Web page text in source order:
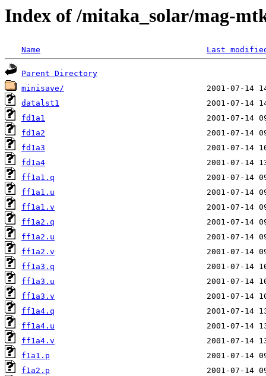
Index of /mitaka_solar/mag-
Name Last
Parent Directory
minisave/
datalst1
fd1a1
fd1a2
fd1a3
fd1a4
ff1a1.q
ff1a1.u
ff1a1.v
ff1a2.q
ff1a2.u
ff1a2.v
ff1a3.q
ff1a3.u
ff1a3.v
ff1a4.q
ff1a4.u
ff1a4.v
f1a1.p
f1a2.p